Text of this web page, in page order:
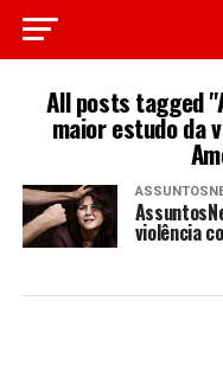
All posts tagged
maior estudo da
violência